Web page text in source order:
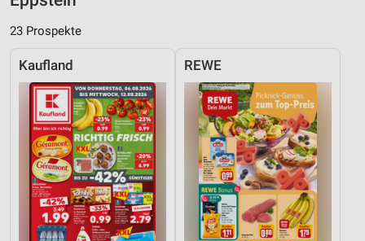
23 Prospekte
Kaufland REWE